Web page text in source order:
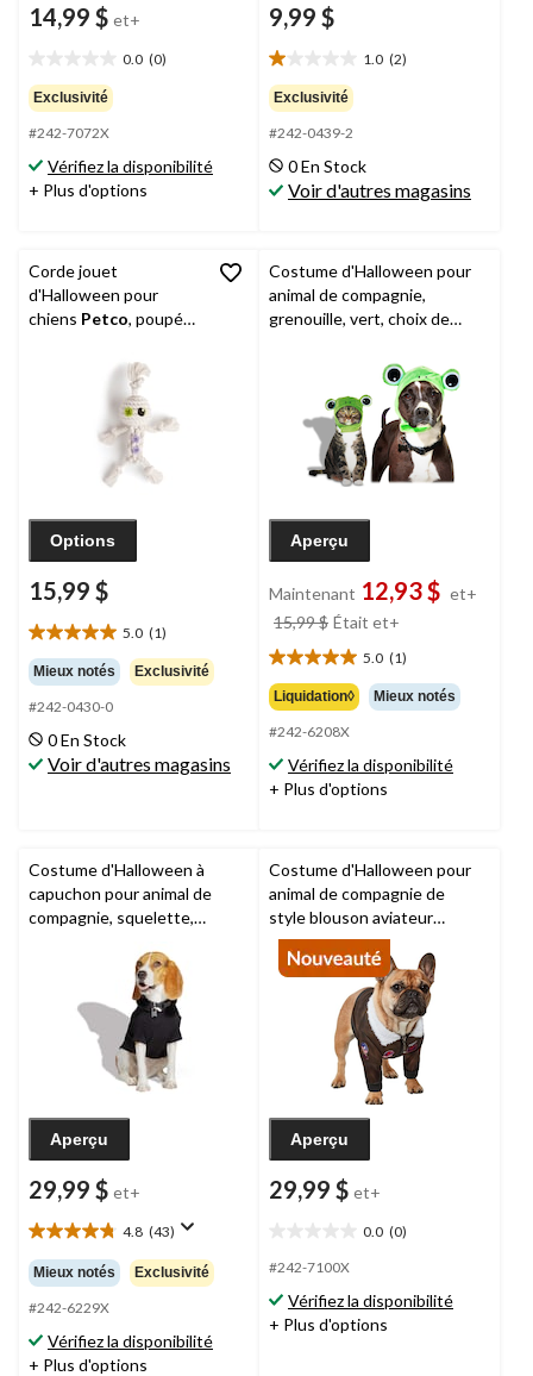
14,99 $ et+
0.0 (0)
étoile(s)
sur
5.
Exclusivité
#242-7072X
Vérifiez la disponibilité
+ Plus d'options
9,99 $
1.0 (2)
1.0
étoile(s)
sur
5.
2
évaluations
Exclusivité
#242-0439-2
0 En Stock
Voir d'autres magasins
Corde jouet
d'Halloween pour
chiens Petco, poupée
Options
15,99 $
5.0 (1)
5.0
étoile(s)
sur
5.
1
évaluation
Mieux notés Exclusivité
#242-0430-0
0 En Stock
Voir d'autres magasins
Costume d'Halloween pour
animal de compagnie,
grenouille, vert, choix de
Aperçu
Maintenant 12,93 $ et+
15,99 $ Était et+
à
partir
de
5.0 (1)
5.0
étoile(s)
sur
5.
1
évaluation
Liquidation◊ Mieux notés
#242-6208X
Vérifiez la disponibilité
+ Plus d'options
Costume d'Halloween à
capuchon pour animal de
compagnie, squelette,
Aperçu
29,99 $ et+
4.8 (43)
4.8
étoile(s)
sur
5.
43
évaluations
Mieux notés Exclusivité
#242-6229X
Vérifiez la disponibilité
+ Plus d'options
Costume d'Halloween pour
animal de compagnie de
style blouson aviateur
Maverick de Top Gun,
multicolore, tailles variées
Aperçu
29,99 $ et+
0.0 (0)
étoile(s)
5.
#242-7100X
Vérifiez la disponibilité
+ Plus d'options